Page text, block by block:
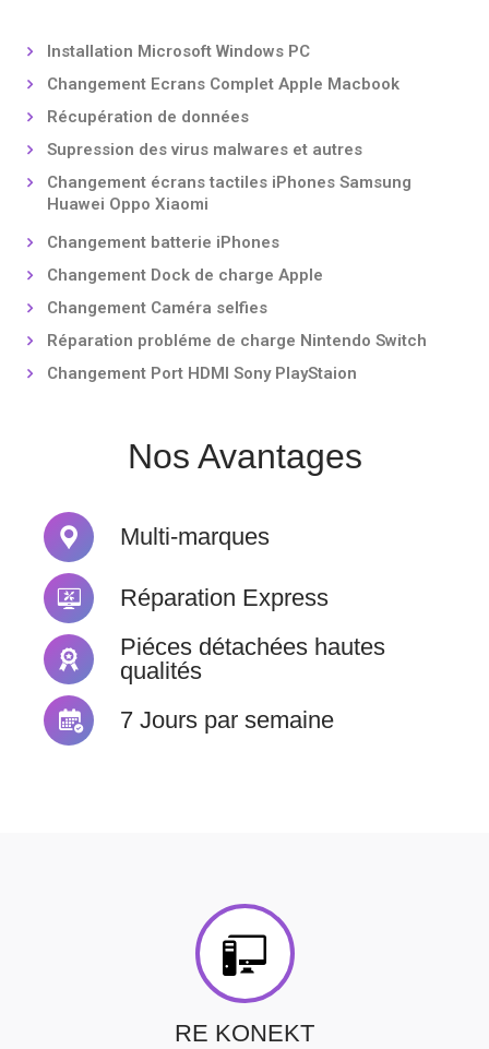
Installation Microsoft Windows PC
Changement Ecrans Complet Apple Macbook
Récupération de données
Supression des virus malwares et autres
Changement écrans tactiles iPhones Samsung
Huawei Oppo Xiaomi
Changement batterie iPhones
Changement Dock de charge Apple
Changement Caméra selfies
Réparation probléme de charge Nintendo Switch
Changement Port HDMI Sony PlayStaion
Nos Avantages
Multi-marques
Réparation Express
Piéces détachées hautes
qualités
7 Jours par semaine
RE KONEKT